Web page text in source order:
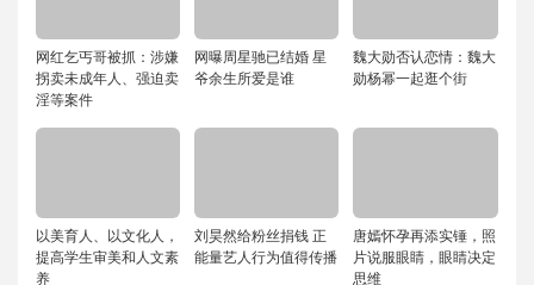
网红乞丐哥被抓：涉嫌
拐卖未成年人、强迫卖
淫等案件
网曝周星驰已结婚 星
爷余生所爱是谁
魏大勋否认恋情：魏大
勋杨幂一起逛个街
以美育人、以文化人，
提高学生审美和人文素
养
刘昊然给粉丝捐钱 正
能量艺人行为值得传播
唐嫣怀孕再添实锤，照
片说服眼睛，眼睛决定
思维